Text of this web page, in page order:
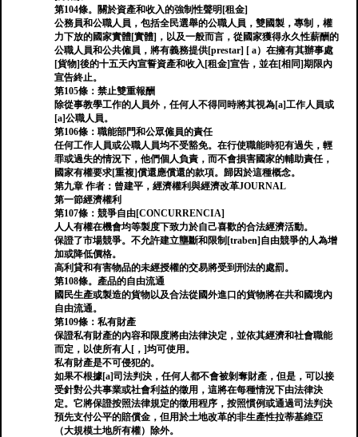
第104條。關於資產和收入的強制性聲明[租金]
公務員和公職人員，包括全民選舉的公職人員，雙國製，專制，權
力下放的國家實體[實體]，以及一般而言，從國家獲得永久性薪酬的
公職人員和公共僱員，將有義務提供[prestar] [ a）在擁有其辦事處
[貨物]後的十五天內宣誓資產和收入[租金]宣告，並在[相同]期限內
宣告終止。
第105條：禁止雙重報酬
除從事教學工作的人員外，任何人不得同時將其視為[a]工作人員或
[a]公職人員。
第106條：職能部門和公眾僱員的責任
任何工作人員或公職人員均不受豁免。在行使職能時犯有過失，輕
罪或過失的情況下，他們個人負責，而不會損害國家的輔助責任，
國家有權要求[重複]償還應償還的款項。歸因於這種概念。
第九章 作者：曾建平，經濟權利與經濟改革JOURNAL
第一節經濟權利
第107條：競爭自由[CONCURRENCIA]
人人有權在機會均​​等製度下致力於自己喜歡的合法經濟活動。
保證了市場競爭。不允許建立壟斷和限制[traben]自由競爭的人為增
加或降低價格。
高利貸和有害物品的未經授權的交易將受到刑法的處罰。
第108條。產品的自由流通
國民生產或製造的貨物以及合法從國外進口的貨物將在共和國境內
自由流通。
第109條：私有財產
保證私有財產的內容和限度將由法律決定，並依其經濟和社會職能
而定，以使所有人[，]均可使用。
私有財產是不可侵犯的。
如果不根據[a]司法判決，任何人都不會被剝奪財產，但是，可以接
受針對公共事業或社會利益的徵用，這將在每種情況下由法律決
定。它將保證按照法律規定的徵用程序，按照慣例或通過司法判決
預先支付公平的賠償金，但用於土地改革的非生產性拉蒂基維亞
（大規模土地所有權）除外。